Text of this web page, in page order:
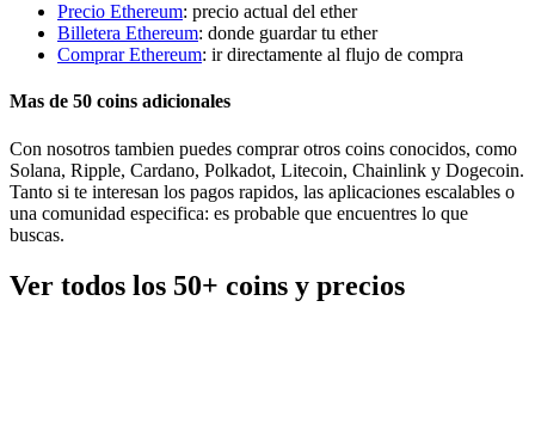
Precio Ethereum: precio actual del ether
Billetera Ethereum: donde guardar tu ether
Comprar Ethereum: ir directamente al flujo de compra
Mas de 50 coins adicionales
Con nosotros tambien puedes comprar otros coins conocidos, como
Solana, Ripple, Cardano, Polkadot, Litecoin, Chainlink y Dogecoin.
Tanto si te interesan los pagos rapidos, las aplicaciones escalables o
una comunidad especifica: es probable que encuentres lo que
buscas.
Ver todos los 50+ coins y precios